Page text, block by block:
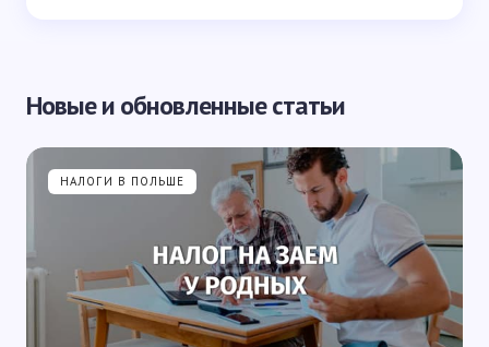
Новые и обновленные статьи
НАЛОГИ В ПОЛЬШЕ